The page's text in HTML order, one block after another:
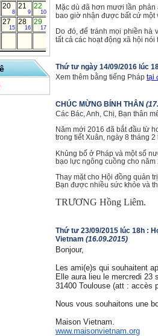
20
8
21
9
22
10
27
15
28
16
29
17
Mặc dù đã hơn mươi lần
bao giờ nhận được bất cứ
Do đó, để tránh mọi phiền hà
tất cả các hoạt động xã hội
Thứ tư ngày 14/09/2016 lúc
Xem thêm bằng tiếng Pháp tại
CHÚC MỪNG BÍNH THÂN
Các Bác, Anh, Chị, Bạn thân
Năm mới 2016 đã bắt đầu từ
trong tiết Xuân, ngày 8 tháng
Khủng bố ở Pháp và một số
bạo lực ngông cuồng cho
Thay mặt cho Hội đồng quản
Bạn được nhiều sức khỏe và
TRƯƠNG Hồng Liêm.
Thứ tư 23/09/2015 lúc 18h :
Vietnam (16.09.2015)
Bonjour,
Les ami(e)s qui souhaitent
Elle aura lieu le mercredi 23
31400 Toulouse (att : accès
Nous vous souhaitons une
Maison Vietnam.
www.maisonvietnam.org